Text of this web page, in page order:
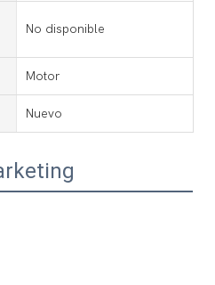
No disponible
Motor
Nuevo